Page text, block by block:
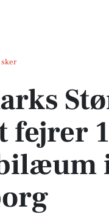
Vejfest fejrer 10-års jubilæum
fejrer